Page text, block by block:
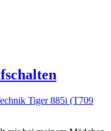
Tiger 885i (T709